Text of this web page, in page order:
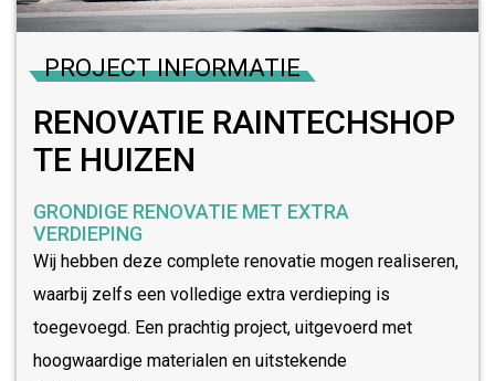
VACATURES
PROJECT INFORMATIE
RENOVATIE RAINTECHSHOP
TE HUIZEN
GRONDIGE RENOVATIE MET EXTRA
VERDIEPING
Wij hebben deze complete renovatie mogen realiseren,
waarbij zelfs een volledige extra verdieping is
toegevoegd. Een prachtig project, uitgevoerd met
hoogwaardige materialen en uitstekende